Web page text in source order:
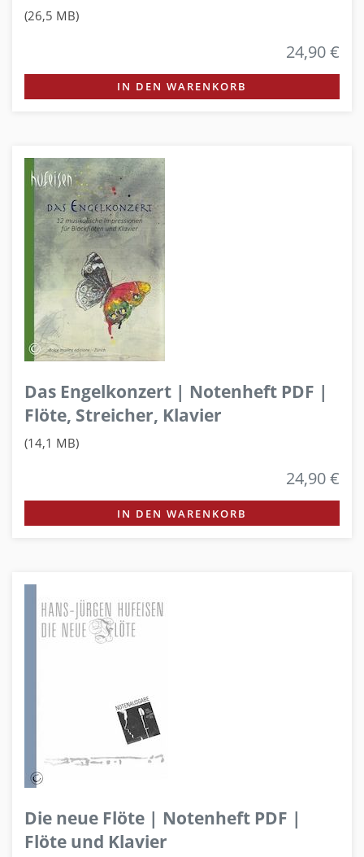
(26,5 MB)
24,90 €
IN DEN WARENKORB
Das Engelkonzert | Notenheft PDF |
Flöte, Streicher, Klavier
(14,1 MB)
24,90 €
IN DEN WARENKORB
Die neue Flöte | Notenheft PDF |
Flöte und Klavier